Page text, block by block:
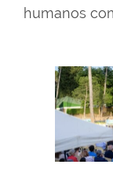
humanos